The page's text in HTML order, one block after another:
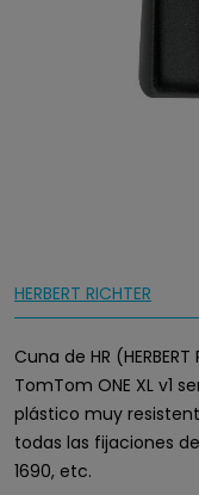
HERBERT RICHTER
Cuna de HR
TomTom ONE XL v1
plástico muy
todas las fijaciones de
1690, etc.